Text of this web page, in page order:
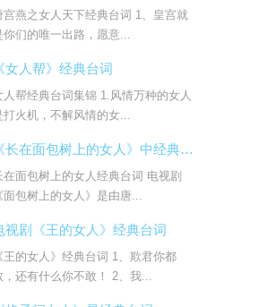
宫燕之女人天下经典台词 1、皇宫就
你们的唯一出路，愿意...
《女人帮》经典台词
人帮经典台词集锦 1.风情万种的女人
打火机，不解风情的女...
《长在面包树上的女人》中经典台词
在面包树上的女人经典台词 电视剧
面包树上的女人》是由唐...
视剧《王的女人》经典台词
王的女人》经典台词 1、欺君你都
，还有什么你不敢！ 2、我...